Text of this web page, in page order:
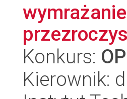
Konkurs:
Kierownik: